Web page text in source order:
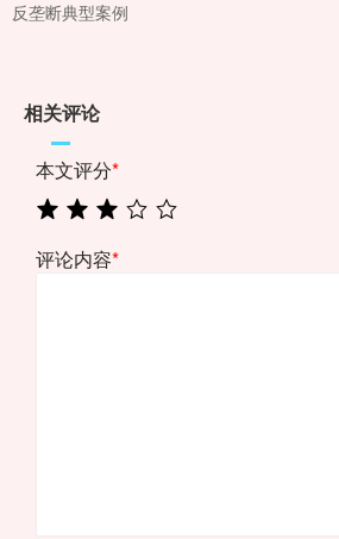
反垄断典型案例
相关评论
本文评分*
评论内容*